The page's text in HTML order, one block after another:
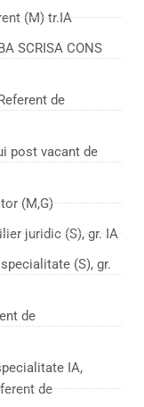
(M) tr.IA
SCRISA CONS
de
post vacant de
(M,G)
juridic (S), gr. IA
(S), gr.
de
IA,
de